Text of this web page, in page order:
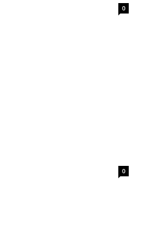
0
0